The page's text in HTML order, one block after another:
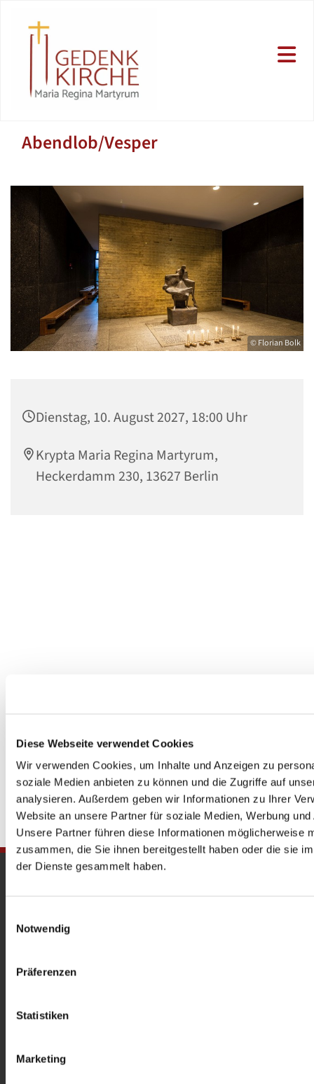
Diese Webseite verwendet Cookies
Wir verwenden Cookies, um Inhalte und Anzeigen zu
soziale Medien anbieten zu können und die Zugriffe auf
analysieren. Außerdem geben wir Informationen zu Ihrer
Website an unsere Partner für soziale Medien, Werbung
Unsere Partner führen diese Informationen möglicherweise
zusammen, die Sie ihnen bereitgestellt haben oder die sie
der Dienste gesammelt haben.
Notwendig
Präferenzen
Statistiken
Marketing
Abendlob/Vesper
© Florian Bolk
Dienstag, 10. August 2027, 18:00 Uhr
Krypta Maria Regina Martyrum,
Heckerdamm 230, 13627 Berlin
Heckerdamm 230, 13627 Berlin |
Offene Kirche: Täglich 08-18 Uhr